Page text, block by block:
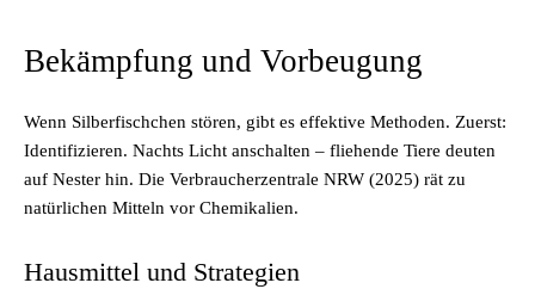
Bekämpfung und Vorbeugung
Wenn Silberfischchen stören, gibt es effektive Methoden. Zuerst:
Identifizieren. Nachts Licht anschalten – fliehende Tiere deuten
auf Nester hin. Die Verbraucherzentrale NRW (2025) rät zu
natürlichen Mitteln vor Chemikalien.
Hausmittel und Strategien